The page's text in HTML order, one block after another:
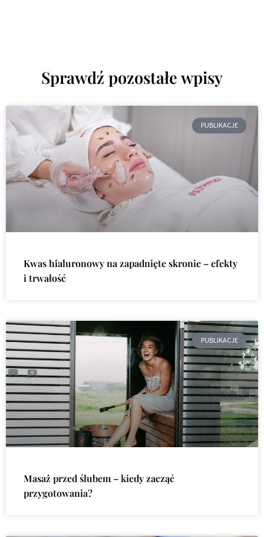
Sprawdź pozostałe wpisy
PUBLIKACJE
Kwas hialuronowy na zapadnięte skronie – efekty
i trwałość
PUBLIKACJE
Masaż przed ślubem – kiedy zacząć
przygotowania?